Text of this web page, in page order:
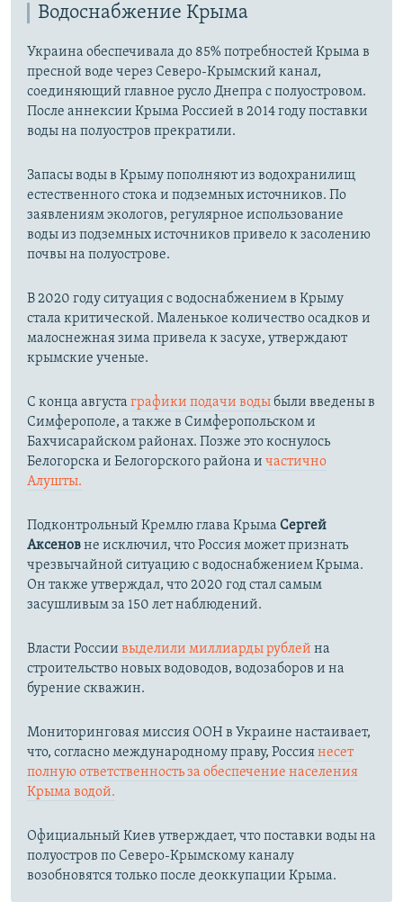
Водоснабжение Крыма
Украина обеспечивала до 85% потребностей Крыма в
пресной воде через Северо-Крымский канал,
соединяющий главное русло Днепра с полуостровом.
После аннексии Крыма Россией в 2014 году поставки
воды на полуостров прекратили.
Запасы воды в Крыму пополняют из водохранилищ
естественного стока и подземных источников. По
заявлениям экологов, регулярное использование
воды из подземных источников привело к засолению
почвы на полуострове.
В 2020 году ситуация с водоснабжением в Крыму
стала критической. Маленькое количество осадков и
малоснежная зима привела к засухе, утверждают
крымские ученые.
С конца августа графики подачи водыбыли введены в
Симферополе, а также в Симферопольском и
Бахчисарайском районах. Позже это коснулось
Белогорска и Белогорского района и частично
Алушты.
Подконтрольный Кремлю глава Крыма Сергей
Аксеновне исключил, что Россия может признать
чрезвычайной ситуацию с водоснабжением Крыма.
Он также утверждал, что 2020 год стал самым
засушливым за 150 лет наблюдений.​
Власти России выделили миллиарды рублей на
строительство новых водоводов, водозаборов и на
бурение скважин.
Мониторинговая миссия ООН в Украине настаивает,
что, согласно международному праву, Россиянесет
полную ответственность за обеспечение населения
Крыма водой.
Официальный Киев утверждает, что поставки воды на
полуостров по Северо-Крымскому каналу
возобновятся только после деоккупации Крыма.